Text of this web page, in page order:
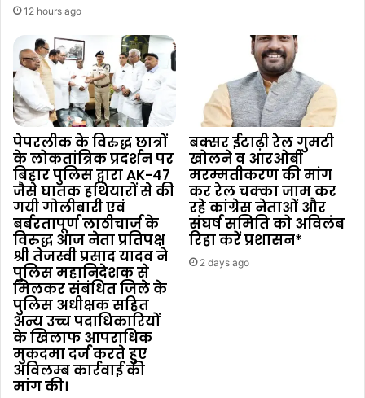
12 hours ago
पेपरलीक के विरुद्ध छात्रों
के लोकतांत्रिक प्रदर्शन पर
बिहार पुलिस द्वारा AK-47
जैसे घातक हथियारों से की
गयी गोलीबारी एवं
बर्बरतापूर्ण लाठीचार्ज के
विरुद्ध आज नेता प्रतिपक्ष
श्री तेजस्वी प्रसाद यादव ने
पुलिस महानिदेशक से
मिलकर संबंधित जिले के
पुलिस अधीक्षक सहित
अन्य उच्च पदाधिकारियों
के खिलाफ आपराधिक
मुकदमा दर्ज करते हुए
अविलम्ब कार्रवाई की
मांग की।
बक्सर ईटाढ़ी रेल गुमटी
खोलने व आरओबी
मरम्मतीकरण की मांग
कर रेल चक्का जाम कर
रहे कांग्रेस नेताओं और
संघर्ष समिति को अविलंब
रिहा करें प्रशासन*
2 days ago